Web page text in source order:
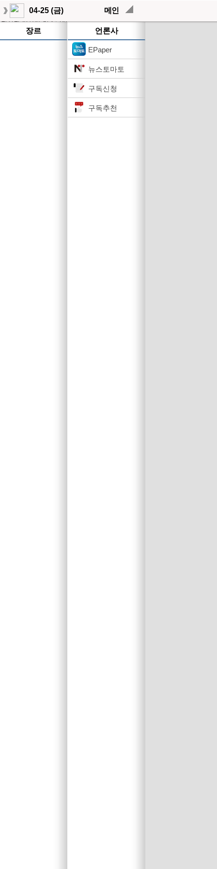
04-25 (금) 메인
장르 언론사
EPaper
뉴스토마토
구독신청
구독추천
작성된 기사가 없습니다.